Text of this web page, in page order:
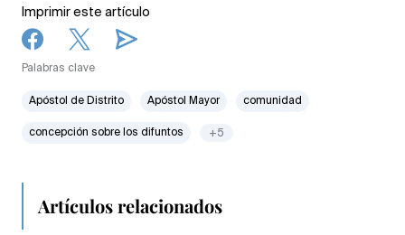
Imprimir este artículo
Palabras clave
Apóstol de Distrito Apóstol Mayor comunidad
concepción sobre los difuntos +5
Artículos relacionados